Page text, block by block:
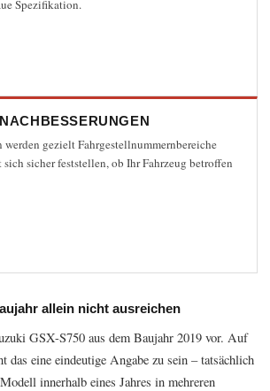
Spezifikation.
gezielt Fahrgestellnummernbereiche
sicher feststellen, ob Ihr Fahrzeug betroffen
allein nicht ausreichen
GSX-S750 aus dem Baujahr 2019 vor. Auf
das eine eindeutige Angabe zu sein – tatsächlich
innerhalb eines Jahres in mehreren